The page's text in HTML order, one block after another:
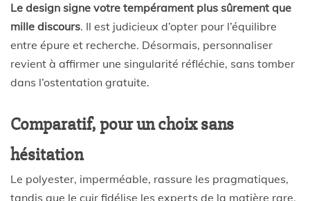
Le design signe votre tempérament plus sûrement que
mille discours. Il est judicieux d’opter pour l’équilibre
entre épure et recherche. Désormais, personnaliser
revient à affirmer une singularité réfléchie, sans tomber
dans l’ostentation gratuite.
Comparatif, pour un choix sans
hésitation
Le polyester, imperméable, rassure les pragmatiques,
tandis que le cuir fidélise les experts de la matière rare.